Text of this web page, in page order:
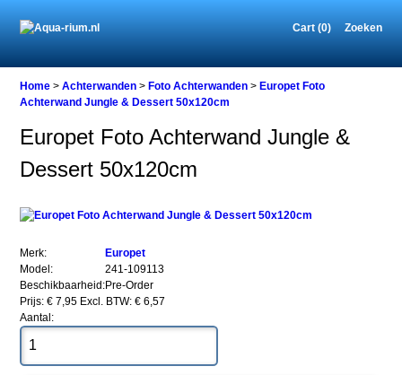
Cart (0) Zoeken
Home
Achterwanden
Foto
Achterwanden
Foto
&
Dessert
50x120cm
Home >Achterwanden >Foto Achterwanden >Europet Foto
Achterwand Jungle & Dessert 50x120cm
Europet Foto Achterwand Jungle &
Dessert 50x120cm
Merk:
Europet
Model:
241-109113
Beschikbaarheid:Pre-Order
Prijs: € 7,95 Excl. BTW: € 6,57
Aantal: